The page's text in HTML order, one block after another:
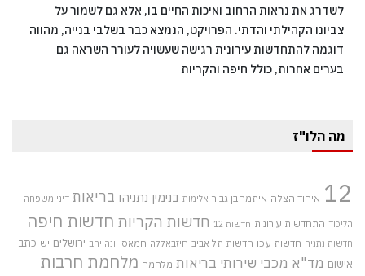
לשדרג את נראות הרחוב ואיכות החיים בו, אלא גם לשמור על
צביונו הקהילתי והדתי. הפרויקט, הנמצא כבר בשלבי בנייה, מהווה
דוגמה להתחדשות עירונית רגישה שעשויה לעורר השראה גם
בערים אחרות, כולל חיפה והקריות
מה הלו"ז
12 איחוד הצלה איתמר בן גביר אלימות בנימין נתניהו בריאות דיני משפחה
הליכוד התחדשות עירונית חדשות 12 חדשות הקריות חדשות חיפה
חדשות נתניה חדשות עכו חדשות תל אביב חיזבאללה חמאס יונה יהב ירושלים יש כתב
אישום מד"א מכבי שירותי בריאות מלחמה מלחמת חרבות